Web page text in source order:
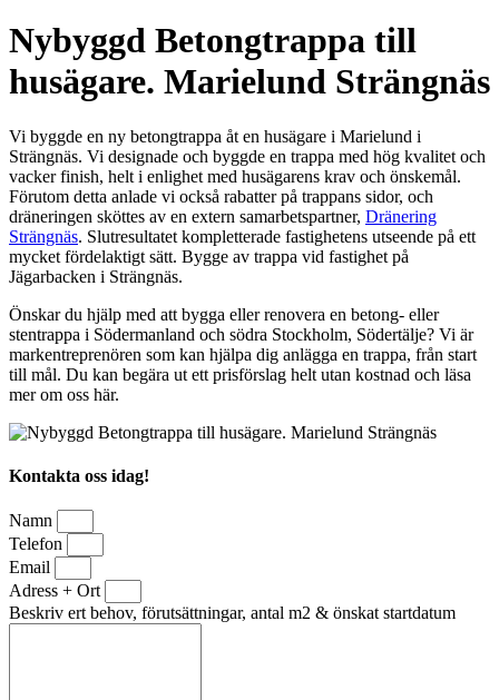
Nybyggd Betongtrappa till
husägare. Marielund Strängnäs
Vi byggde en ny betongtrappa åt en husägare i Marielund i
Strängnäs. Vi designade och byggde en trappa med hög kvalitet och
vacker finish, helt i enlighet med husägarens krav och önskemål.
Förutom detta anlade vi också rabatter på trappans sidor, och
dräneringen sköttes av en extern samarbetspartner, Dränering
Strängnäs. Slutresultatet kompletterade fastighetens utseende på ett
mycket fördelaktigt sätt. Bygge av trappa vid fastighet på
Jägarbacken i Strängnäs.
Önskar du hjälp med att bygga eller renovera en betong- eller
stentrappa i Södermanland och södra Stockholm, Södertälje? Vi är
markentreprenören som kan hjälpa dig anlägga en trappa, från start
till mål. Du kan begära ut ett prisförslag helt utan kostnad och läsa
mer om oss här.
Kontakta oss idag!
Namn
Telefon
Email
Adress + Ort
Beskriv ert behov, förutsättningar, antal m2 & önskat startdatum